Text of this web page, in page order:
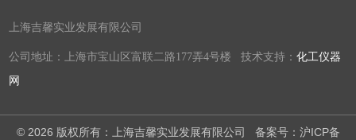
上海吉馨实业发展有限公司
公司地址：上海市宝山区富联二路177弄4号楼 技术支持：化工仪器
网
© 2026 版权所有：上海吉馨实业发展有限公司 备案号：沪ICP备